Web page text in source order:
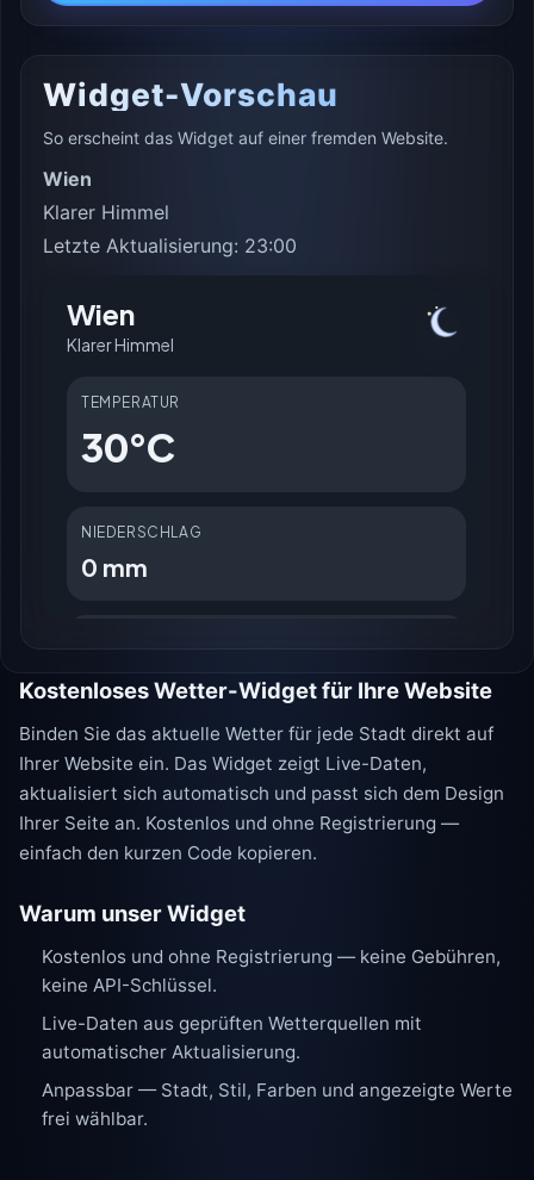
Widget-Vorschau
So erscheint das Widget auf einer fremden Website.
Wien
Klarer Himmel
Letzte Aktualisierung: 23:00
Kostenloses Wetter-Widget für Ihre Website
Binden Sie das aktuelle Wetter für jede Stadt direkt auf
Ihrer Website ein. Das Widget zeigt Live-Daten,
aktualisiert sich automatisch und passt sich dem Design
Ihrer Seite an. Kostenlos und ohne Registrierung —
einfach den kurzen Code kopieren.
Warum unser Widget
Kostenlos und ohne Registrierung — keine Gebühren,
keine API-Schlüssel.
Live-Daten aus geprüften Wetterquellen mit
automatischer Aktualisierung.
Anpassbar — Stadt, Stil, Farben und angezeigte Werte
frei wählbar.